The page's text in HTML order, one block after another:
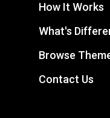
How It Works
What's
Browse
Contact Us